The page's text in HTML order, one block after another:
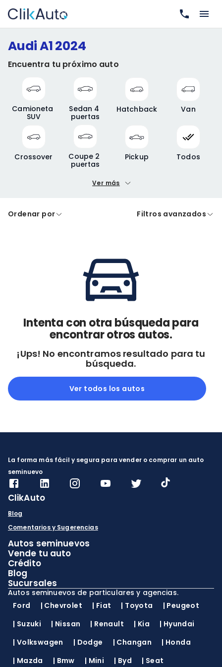
Audi A1 2024
Encuentra tu próximo auto
Camioneta
SUV
Sedan 4
puertas
Hatchback Van
Crossover
Coupe 2
puertas
Pickup Todos
Precio máximo
A crédito De contado
Negociar precio
Ver más
Ordenar por Filtros avanzados
Intenta con otra búsqueda para
encontrar otros autos.
¡Ups! No encontramos resultado para tu
búsqueda.
Ver todos los autos
La forma más fácil y segura para vender o comprar un auto
seminuevo
ClikAuto
Blog
Comentarios y Sugerencias
Autos seminuevos
Vende tu auto
Crédito
Blog
Sucursales
Autos seminuevos de particulares y agencias.
Ford
| Chevrolet | Fiat | Toyota | Peugeot
| Suzuki | Nissan | Renault | Kia | Hyundai
| Volkswagen | Dodge | Changan | Honda
| Mazda | Bmw | Mini | Byd | Seat